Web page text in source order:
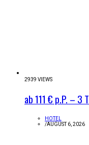
2939 VIEWS
ab 111 € p.P. – 3
HOTEL
/AUGUST 6, 2026